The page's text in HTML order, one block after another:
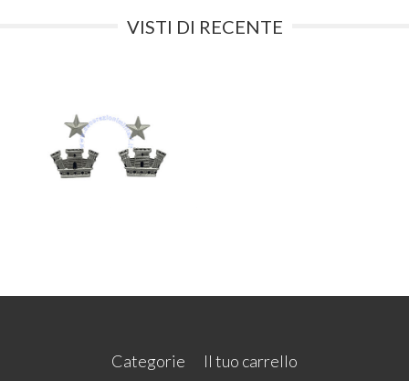
VISTI DI RECENTE
Categorie
Il tuo carrello